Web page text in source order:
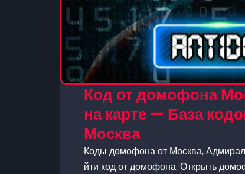
Код от домофона
на карте — База
Москва
Коды домофона от Москва,
йти код от домофона. Открыть